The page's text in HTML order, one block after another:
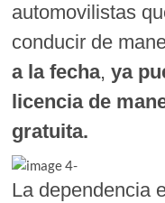
automovilistas
conducir de
a la fecha,ya
licencia de
gratuita.
La dependencia